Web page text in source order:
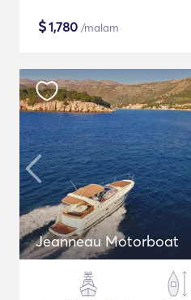
$1,780 /malam
Jeanneau Motorboat